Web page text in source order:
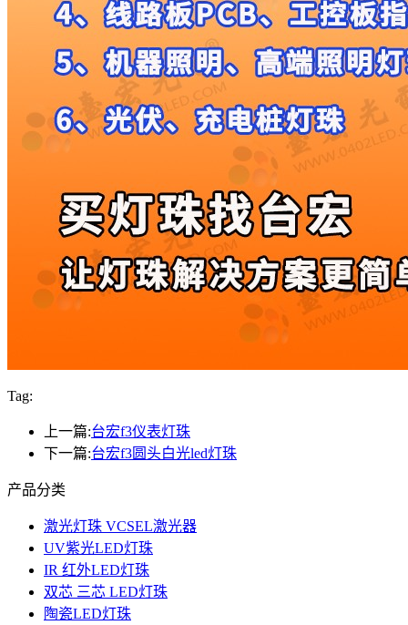
Tag:
上一篇:台宏f3仪表灯珠
下一篇:台宏f3圆头白光led灯珠
产品分类
激光灯珠 VCSEL激光器
UV紫光LED灯珠
IR 红外LED灯珠
双芯 三芯 LED灯珠
陶瓷LED灯珠